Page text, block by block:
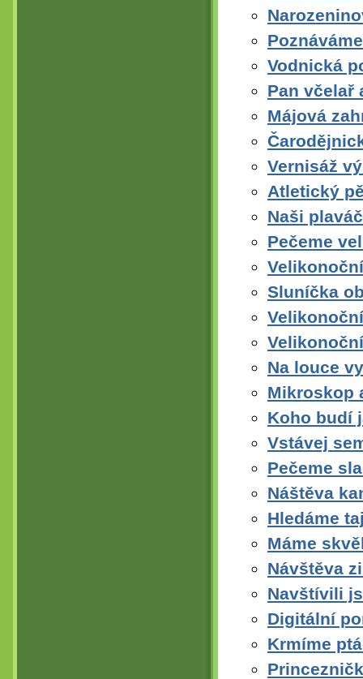
Vodnická
Pan včelař
Májová
Vernisáž
Atletický
Naši
Pečeme
Sluníčka
Na louce
Mikroskop
Koho budí
Vstávej
Pečeme
Náštěva
Hledáme
Máme
Návštěva
Navštívili
Digitální
Krmíme